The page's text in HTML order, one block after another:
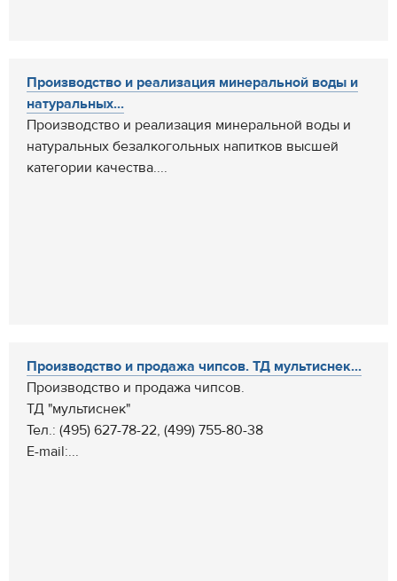
Производство и реализация минеральной воды и
натуральных...
Производство и реализация минеральной воды и
натуральных безалкогольных напитков высшей
категории качества....
Производство и продажа чипсов. ТД мультиснек...
Производство и продажа чипсов.
ТД "мультиснек"
Тел.: (495) 627-78-22, (499) 755-80-38
E-mail:...